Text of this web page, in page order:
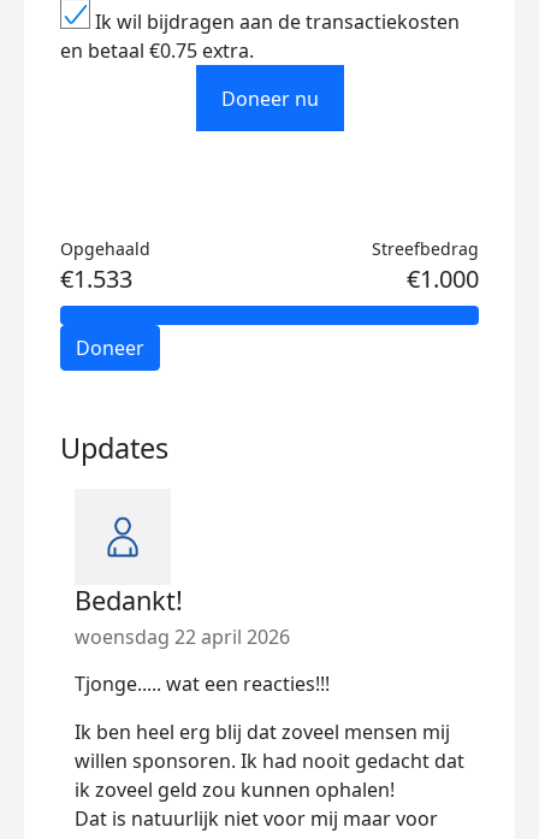
Ik wil bijdragen aan de transactiekosten
en betaal €0.75 extra.
Doneer nu
Opgehaald
€1.533
Streefbedrag
€1.000
Doneer
Updates
Bedankt!
woensdag 22 april 2026
Tjonge..... wat een reacties!!!
Ik ben heel erg blij dat zoveel mensen mij
willen sponsoren. Ik had nooit gedacht dat
ik zoveel geld zou kunnen ophalen!
Dat is natuurlijk niet voor mij maar voor